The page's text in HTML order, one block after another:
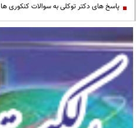
پاسخ های دکتر توکلی به سوالات کنکوری ها